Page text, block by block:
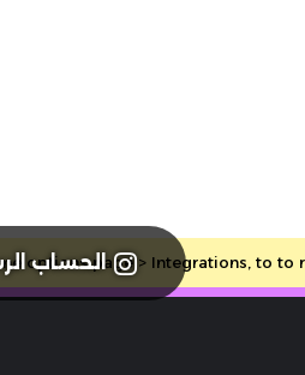
الحساب
options page > Integrations, to to